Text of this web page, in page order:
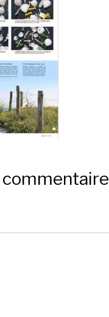
commentaire